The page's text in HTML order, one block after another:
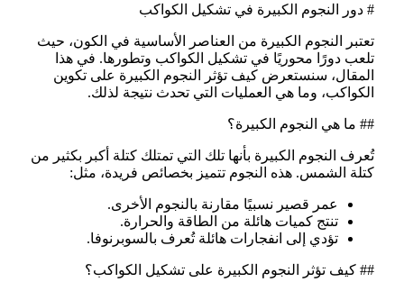
# دور النجوم الكبيرة في تشكيل الكواكب
تعتبر النجوم الكبيرة من العناصر الأساسية في الكون، حيث
تلعب دورًا محوريًا في تشكيل الكواكب وتطورها. في هذا
المقال، سنستعرض كيف تؤثر النجوم الكبيرة على تكوين
الكواكب، وما هي العمليات التي تحدث نتيجة لذلك.
## ما هي النجوم الكبيرة؟
تُعرف النجوم الكبيرة بأنها تلك التي تمتلك كتلة أكبر بكثير من
كتلة الشمس. هذه النجوم تتميز بخصائص فريدة، مثل:
عمر قصير نسبيًا مقارنة بالنجوم الأخرى.
تنتج كميات هائلة من الطاقة والحرارة.
تؤدي إلى انفجارات هائلة تُعرف بالسوبرنوفا.
## كيف تؤثر النجوم الكبيرة على تشكيل الكواكب؟